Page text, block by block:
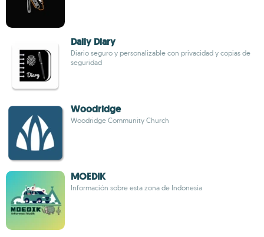
Daily Diary
Diario seguro y personalizable con privacidad y copias de
seguridad
Woodridge
Woodridge Community Church
MOEDIK
Información sobre esta zona de Indonesia